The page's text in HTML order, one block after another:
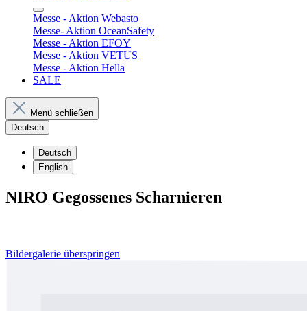
Messe - Aktion Webasto
Messe- Aktion OceanSafety
Messe - Aktion EFOY
Messe - Aktion VETUS
Messe - Aktion Hella
SALE
Menü schließen
Deutsch
Deutsch
English
NIRO Gegossenes Scharnieren
Bildergalerie überspringen